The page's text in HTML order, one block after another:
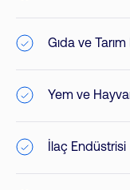
Gıda ve
Yem ve
İlaç Endüstrisi